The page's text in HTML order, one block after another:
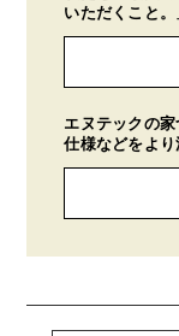
いただくこと。
エヌテックの
仕様などをより